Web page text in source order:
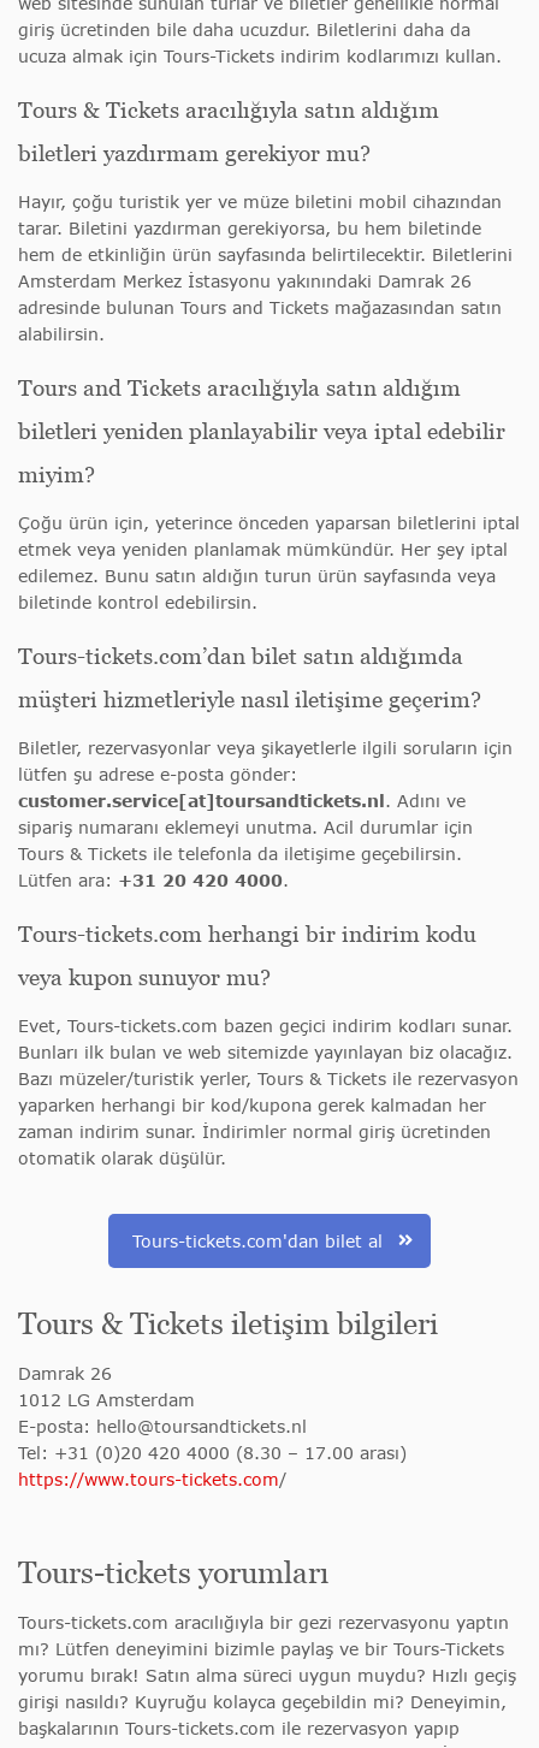
giriş ücretinden bile daha ucuzdur. Biletlerini daha da
ucuza almak için Tours-Tickets indirim kodlarımızı kullan.
Tours & Tickets aracılığıyla satın aldığım
biletleri yazdırmam gerekiyor mu?
Hayır, çoğu turistik yer ve müze biletini mobil cihazından
tarar. Biletini yazdırman gerekiyorsa, bu hem biletinde
hem de etkinliğin ürün sayfasında belirtilecektir. Biletlerini
Amsterdam Merkez İstasyonu yakınındaki Damrak 26
adresinde bulunan Tours and Tickets mağazasından satın
alabilirsin.
Tours and Tickets aracılığıyla satın aldığım
biletleri yeniden planlayabilir veya iptal edebilir
miyim?
Çoğu ürün için, yeterince önceden yaparsan biletlerini iptal
etmek veya yeniden planlamak mümkündür. Her şey iptal
edilemez. Bunu satın aldığın turun ürün sayfasında veya
biletinde kontrol edebilirsin.
Tours-tickets.com’dan bilet satın aldığımda
müşteri hizmetleriyle nasıl iletişime geçerim?
Biletler, rezervasyonlar veya şikayetlerle ilgili soruların için
lütfen şu adrese e-posta gönder:
customer.service[at]toursandtickets.nl. Adını ve
sipariş numaranı eklemeyi unutma. Acil durumlar için
Tours & Tickets ile telefonla da iletişime geçebilirsin.
Lütfen ara: +31 20 420 4000.
Tours-tickets.com herhangi bir indirim kodu
veya kupon sunuyor mu?
Evet, Tours-tickets.com bazen geçici indirim kodları sunar.
Bunları ilk bulan ve web sitemizde yayınlayan biz olacağız.
Bazı müzeler/turistik yerler, Tours & Tickets ile rezervasyon
yaparken herhangi bir kod/kupona gerek kalmadan her
zaman indirim sunar. İndirimler normal giriş ücretinden
otomatik olarak düşülür.
Tours-tickets.com'dan bilet al
Tours & Tickets iletişim bilgileri
Damrak 26
1012 LG Amsterdam
E-posta: hello@toursandtickets.nl
Tel: +31 (0)20 420 4000 (8.30 – 17.00 arası)
https://www.tours-tickets.com/
Tours-tickets yorumları
Tours-tickets.com aracılığıyla bir gezi rezervasyonu yaptın
mı? Lütfen deneyimini bizimle paylaş ve bir Tours-Tickets
yorumu bırak! Satın alma süreci uygun muydu? Hızlı geçiş
girişi nasıldı? Kuyruğu kolayca geçebildin mi? Deneyimin,
başkalarının Tours-tickets.com ile rezervasyon yapıp